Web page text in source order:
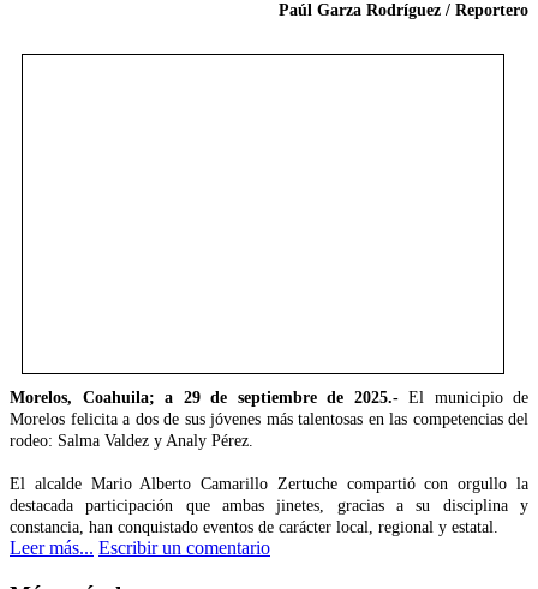
Paúl Garza Rodríguez / Reportero
Morelos, Coahuila; a 29 de septiembre de 2025.-El municipio de
Morelos felicita a dos de sus jóvenes más talentosas en las competencias del
rodeo: Salma Valdez y Analy Pérez.
El alcalde Mario Alberto Camarillo Zertuche compartió con orgullo la
destacada participación que ambas jinetes, gracias a su disciplina y
constancia, han conquistado eventos de carácter local, regional y estatal.
Leer más... Escribir un comentario